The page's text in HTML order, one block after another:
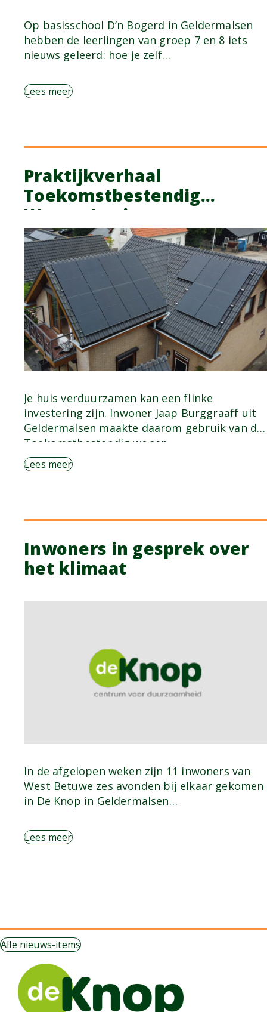
Op basisschool D’n Bogerd in Geldermalsen
hebben de leerlingen van groep 7 en 8 iets
nieuws geleerd: hoe je zelf…
Lees meer
Praktijkverhaal
Toekomstbestendig
Wonen Lening
Je huis verduurzamen kan een flinke
investering zijn. Inwoner Jaap Burggraaff uit
Geldermalsen maakte daarom gebruik van de
Toekomstbestendig wonen…
Lees meer
Inwoners in gesprek over
het klimaat
In de afgelopen weken zijn 11 inwoners van
West Betuwe zes avonden bij elkaar gekomen
in De Knop in Geldermalsen…
Lees meer
Alle nieuws-items